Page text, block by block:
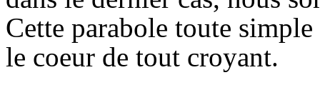
Cette parabole toute
le coeur de tout croyant.